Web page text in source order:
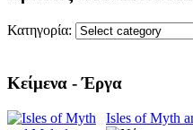
Κατηγορία:
Κείμενα - Έργα
Isles of Myth